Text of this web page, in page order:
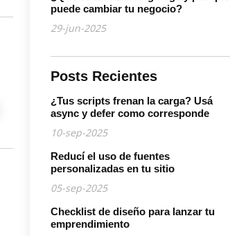
puede cambiar tu negocio?
29-jun-2025
Posts Recientes
¿Tus scripts frenan la carga? Usá
async y defer como corresponde
10-sep-2025
Reducí el uso de fuentes
personalizadas en tu sitio
05-sep-2025
Checklist de diseño para lanzar tu
emprendimiento